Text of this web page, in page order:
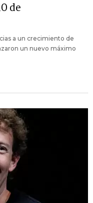
de
a un crecimiento de
un nuevo máximo